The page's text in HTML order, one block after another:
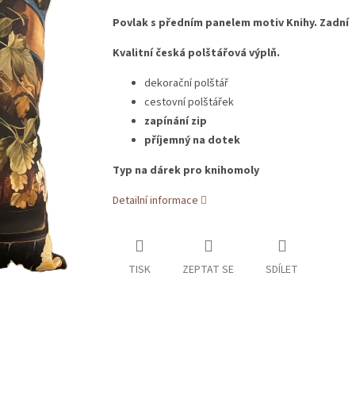
Povlak s předním panelem motiv Knihy.
Kvalitní česká polštářová výplň.
dekorační polštář
cestovní polštářek
zapínání zip
příjemný na dotek
Typ na dárek pro knihomoly
Detailní informace
TISK ZEPTAT SE SDÍLET